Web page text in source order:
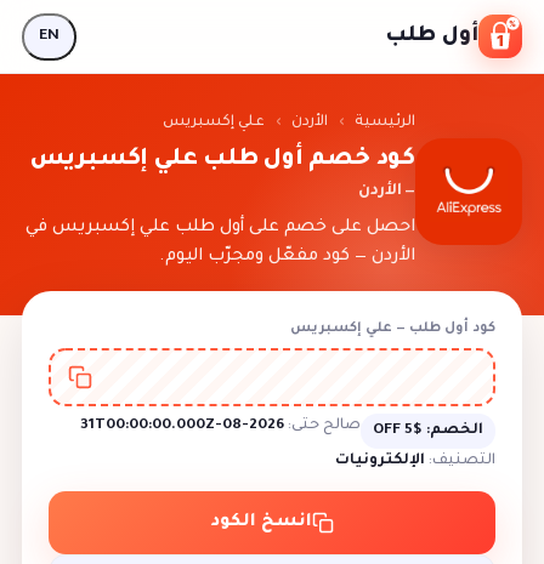
Skip to content
أول طلب EN
الرئيسية › الأردن › علي إكسبريس
كود خصم أول طلب علي إكسبريس
— الأردن
احصل على خصم على أول طلب علي إكسبريس في
الأردن — كود مفعّل ومجرّب اليوم.
كود أول طلب — علي إكسبريس
الخصم: $5 OFF صالح حتى: 2026-08-31T00:00:00.000Z
التصنيف: الإلكترونيات
انسخ الكود